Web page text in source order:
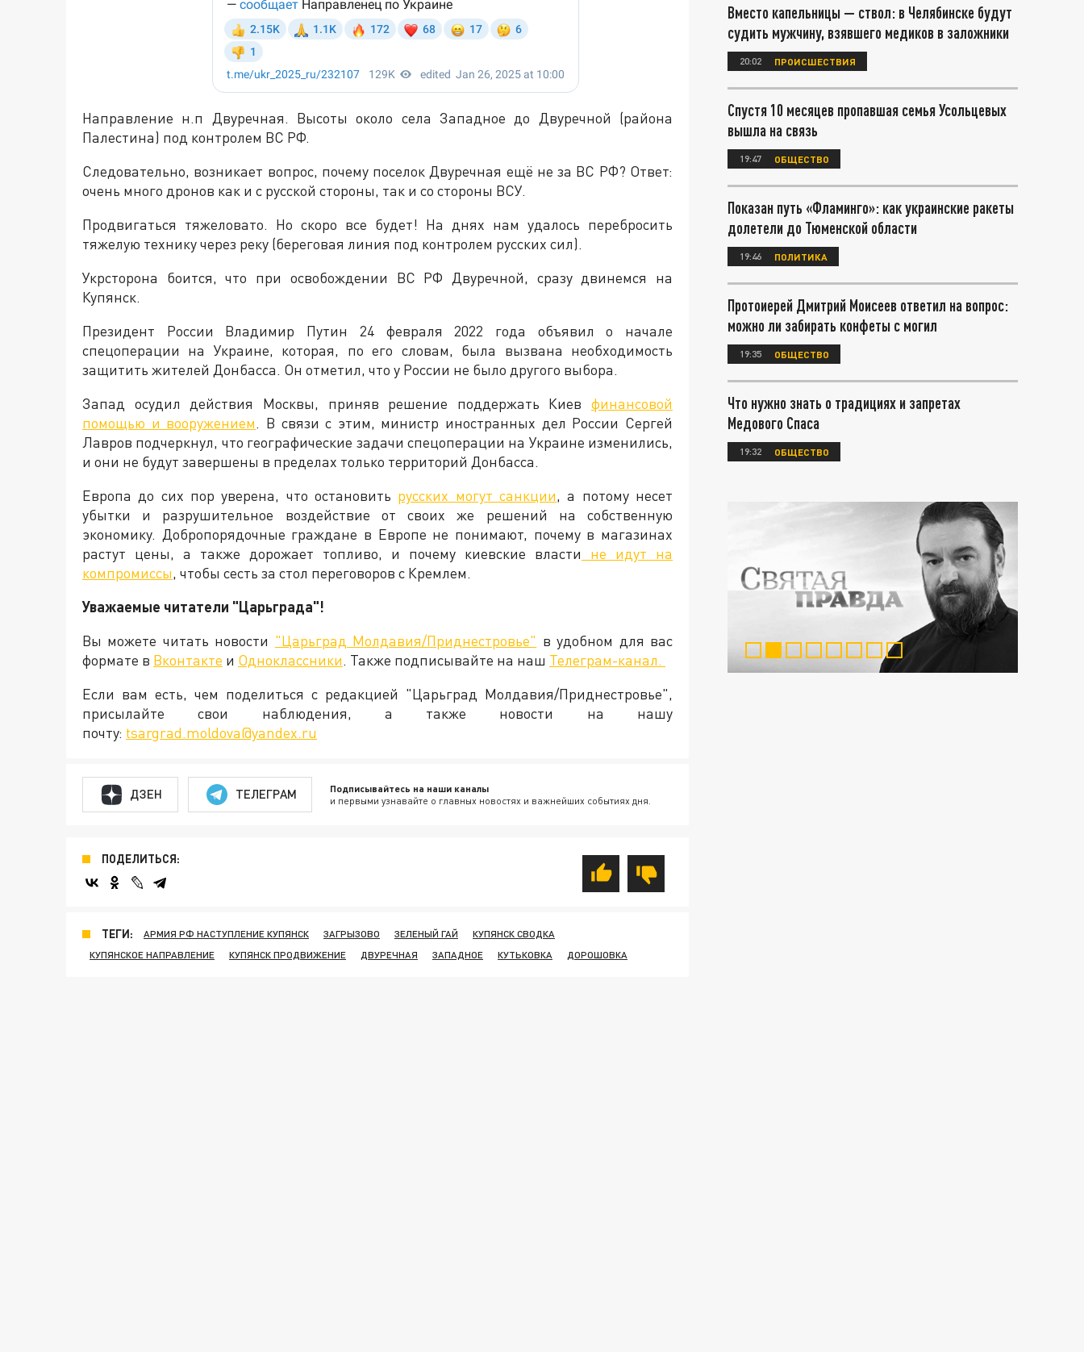
Направление н.п Двуречная. Высоты около села Западное до Двуречной (района
Палестина) под контролем ВС РФ.
Следовательно, возникает вопрос, почему поселок Двуречная ещё не за ВС РФ? Ответ:
очень много дронов как и с русской стороны, так и со стороны ВСУ.
Продвигаться тяжеловато. Но скоро все будет! На днях нам удалось перебросить
тяжелую технику через реку (береговая линия под контролем русских сил).
Укрсторона боится, что при освобождении ВС РФ Двуречной, сразу двинемся на
Купянск.
Президент России Владимир Путин 24 февраля 2022 года объявил о начале
спецоперации на Украине, которая, по его словам, была вызвана необходимость
защитить жителей Донбасса. Он отметил, что у России не было другого выбора.
Запад осудил действия Москвы, приняв решение поддержать Киев финансовой
помощью и вооружением. В связи с этим, министр иностранных дел России Сергей
Лавров подчеркнул, что географические задачи спецоперации на Украине изменились,
и они не будут завершены в пределах только территорий Донбасса.
Европа до сих пор уверена, что остановить русских могут санкции, а потому несет
убытки и разрушительное воздействие от своих же решений на собственную
экономику. Добропорядочные граждане в Европе не понимают, почему в магазинах
растут цены, а также дорожает топливо, и почему киевские власти не идут на
компромиссы, чтобы сесть за стол переговоров с Кремлем.
Уважаемые читатели "Царьграда"!
Вы можете читать новости "Царьград Молдавия/Приднестровье" в удобном для вас
формате в Вконтакте и Одноклассники. Также подписывайте на наш Телеграм-канал.
Если вам есть, чем поделиться с редакцией "Царьград Молдавия/Приднестровье",
присылайте свои наблюдения, а также новости на нашу
почту: tsargrad.moldova@yandex.ru
ДЗЕН ТЕЛЕГРАМ Подписывайтесь на наши каналы
и первыми узнавайте о главных новостях и важнейших событиях дня.
ПОДЕЛИТЬСЯ:
ТЕГИ: АРМИЯ РФ НАСТУПЛЕНИЕ КУПЯНСК ЗАГРЫЗОВО ЗЕЛЕНЫЙ ГАЙ
КУПЯНСК СВОДКА
КУПЯНСКОЕ НАПРАВЛЕНИЕ
КУПЯНСК ПРОДВИЖЕНИЕ ДВУРЕЧНАЯ ЗАПАДНОЕ КУТЬКОВКА ДОРОШОВКА
Вместо капельницы — ствол: в Челябинске будут
судить мужчину, взявшего медиков в заложники
20:02 ПРОИСШЕСТВИЯ
Спустя 10 месяцев пропавшая семья Усольцевых
вышла на связь
19:47 ОБЩЕСТВО
Показан путь «Фламинго»: как украинские ракеты
долетели до Тюменской области
19:46 ПОЛИТИКА
Протоиерей Дмитрий Моисеев ответил на вопрос:
можно ли забирать конфеты с могил
19:35 ОБЩЕСТВО
Что нужно знать о традициях и запретах
Медового Спаса
19:32 ОБЩЕСТВО